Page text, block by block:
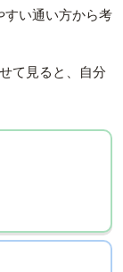
すい通い方から考
て見ると、自分